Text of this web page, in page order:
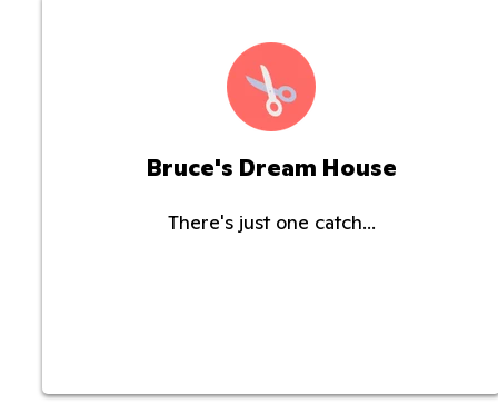
Bruce's Dream House
There's just one catch...